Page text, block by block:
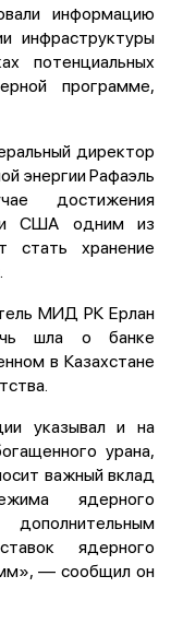
информацию
инфраструктуры
потенциальных
программе,
директор
энергии Рафаэль
достижения
и США одним из
стать хранение
МИД РК Ерлан
шла о банке
в Казахстане
указывал и на
урана,
важный вклад
ядерного
дополнительным
ядерного
— сообщил он